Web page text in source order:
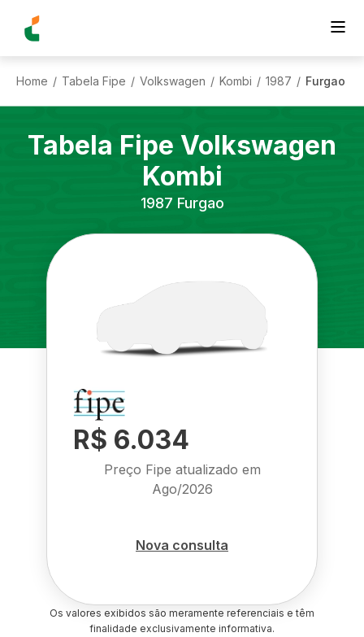
Home / Tabela Fipe / Volkswagen / Kombi / 1987 / Furgao
Tabela Fipe Volkswagen
Kombi
1987 Furgao
R$ 6.034
Preço Fipe atualizado em
Ago/2026
Nova consulta
Os valores exibidos são meramente referenciais e têm
finalidade exclusivamente informativa.